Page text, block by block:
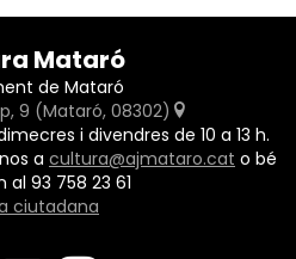
Mataró
de Mataró
9 (Mataró, 08302)
i divendres de 10 a 13 h.
a cultura@ajmataro.cat o bé
93 758 23 61
ciutadana